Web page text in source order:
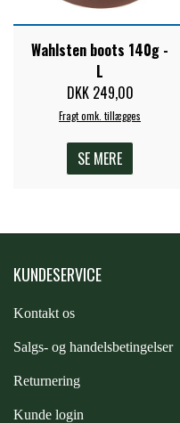
QHP -
PREMIER
Wahlsten boots 140g -
L
DKK 249,00
Fragt omk. tillægges
SE MERE
KUNDESERVICE
Kontakt os
Salgs- og handelsbetingelser
Returnering
Kunde login